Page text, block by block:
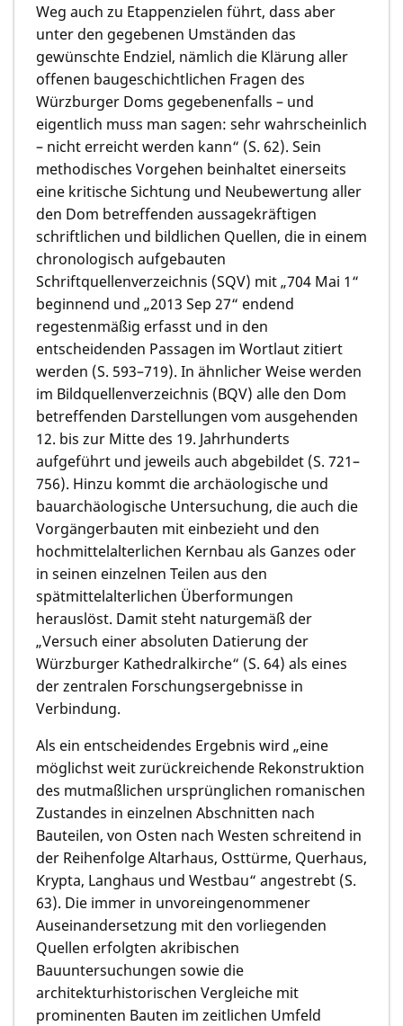
Weg auch zu Etappenzielen führt, dass aber
unter den gegebenen Umständen das
gewünschte Endziel, nämlich die Klärung aller
offenen baugeschichtlichen Fragen des
Würzburger Doms gegebenenfalls – und
eigentlich muss man sagen: sehr wahrscheinlich
– nicht erreicht werden kann“ (S. 62). Sein
methodisches Vorgehen beinhaltet einerseits
eine kritische Sichtung und Neubewertung aller
den Dom betreffenden aussagekräftigen
schriftlichen und bildlichen Quellen, die in einem
chronologisch aufgebauten
Schriftquellenverzeichnis (SQV) mit „704 Mai 1“
beginnend und „2013 Sep 27“ endend
regestenmäßig erfasst und in den
entscheidenden Passagen im Wortlaut zitiert
werden (S. 593–719). In ähnlicher Weise werden
im Bildquellenverzeichnis (BQV) alle den Dom
betreffenden Darstellungen vom ausgehenden
12. bis zur Mitte des 19. Jahrhunderts
aufgeführt und jeweils auch abgebildet (S. 721–
756). Hinzu kommt die archäologische und
bauarchäologische Untersuchung, die auch die
Vorgängerbauten mit einbezieht und den
hochmittelalterlichen Kernbau als Ganzes oder
in seinen einzelnen Teilen aus den
spätmittelalterlichen Überformungen
herauslöst. Damit steht naturgemäß der
„Versuch einer absoluten Datierung der
Würzburger Kathedralkirche“ (S. 64) als eines
der zentralen Forschungsergebnisse in
Verbindung.
Als ein entscheidendes Ergebnis wird „eine
möglichst weit zurückreichende Rekonstruktion
des mutmaßlichen ursprünglichen romanischen
Zustandes in einzelnen Abschnitten nach
Bauteilen, von Osten nach Westen schreitend in
der Reihenfolge Altarhaus, Osttürme, Querhaus,
Krypta, Langhaus und Westbau“ angestrebt (S.
63). Die immer in unvoreingenommener
Auseinandersetzung mit den vorliegenden
Quellen erfolgten akribischen
Bauuntersuchungen sowie die
architekturhistorischen Vergleiche mit
prominenten Bauten im zeitlichen Umfeld